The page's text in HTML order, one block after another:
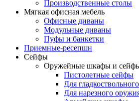
Производственные столы
Мягкая офисная мебель
Офисные диваны
Модульные диваны
Пуфы и банкетки
Приемные-ресепшн
Сейфы
Оружейные шкафы и
Пистолетные сейфы
Для
Для нарезного